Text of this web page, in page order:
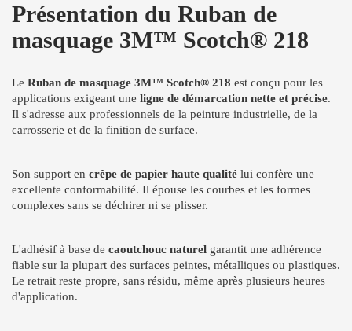
Présentation du Ruban de
masquage 3M™ Scotch® 218
Le Ruban de masquage 3M™ Scotch® 218 est conçu pour les
applications exigeant une ligne de démarcation nette et précise.
Il s'adresse aux professionnels de la peinture industrielle, de la
carrosserie et de la finition de surface.
Son support en crêpe de papier haute qualité lui confère une
excellente conformabilité. Il épouse les courbes et les formes
complexes sans se déchirer ni se plisser.
L'adhésif à base de caoutchouc naturel garantit une adhérence
fiable sur la plupart des surfaces peintes, métalliques ou plastiques.
Le retrait reste propre, sans résidu, même après plusieurs heures
d'application.